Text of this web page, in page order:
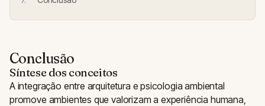
Conclusão
Síntese dos conceitos
A integração entre arquitetura e psicologia ambiental
promove ambientes que valorizam a experiência humana,